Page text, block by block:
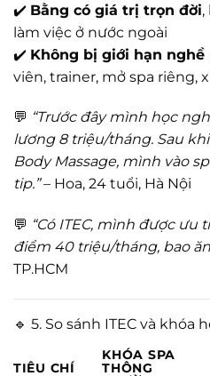
✔️ Bằng có giá trị trọn đời,
làm việc ở nước ngoài
✔️ Không bị giới hạn nghề
viên, trainer, mở spa riêng,
💬 “Trước đây mình học
lương 8 triệu/tháng. Sau
Body Massage, mình vào
tip.”– Hoa, 24 tuổi, Hà Nội
💬 “Có ITEC, mình được
điểm 40 triệu/tháng, bao ăn
TP.HCM
🔹 5. So sánh ITEC và
TIÊU CHÍ
KHÓA SPA
THÔNG